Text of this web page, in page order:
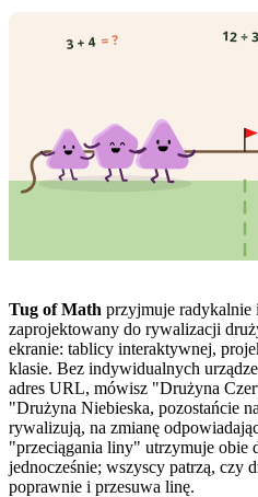
3 + 4 = ? 12 ÷ 3
Tug of Math przyjmuje radykalnie
zaprojektowany do rywalizacji
ekranie: tablicy interaktywnej,
klasie. Bez indywidualnych
adres URL, mówisz "Drużyna
"Drużyna Niebieska, pozostańcie
rywalizują, na zmianę
"przeciągania liny" utrzymuje obie
jednocześnie; wszyscy patrzą, czy
poprawnie i przesuwa linę.